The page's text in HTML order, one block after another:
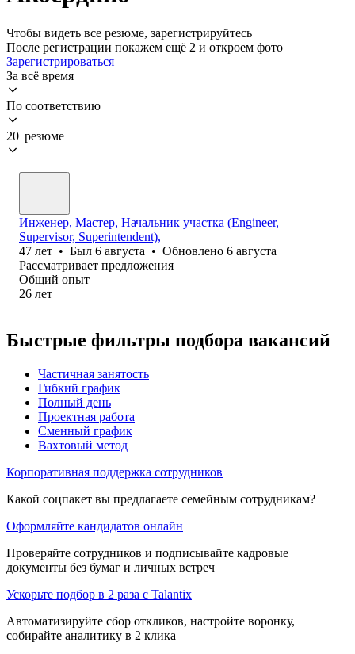
Чтобы видеть все резюме, зарегистрируйтесь
После регистрации покажем ещё 2 и откроем фото
Зарегистрироваться
За всё время
По соответствию
20 резюме
Инженер, Мастер, Начальник участка (Engineer,
Supervisor, Superintendent),
47 лет • Был 6 августа • Обновлено 6 августа
Рассматривает предложения
Общий опыт
26 лет
Быстрые фильтры подбора вакансий
Частичная занятость
Гибкий график
Полный день
Проектная работа
Сменный график
Вахтовый метод
Корпоративная поддержка сотрудников
Какой соцпакет вы предлагаете семейным сотрудникам?
Оформляйте кандидатов онлайн
Проверяйте сотрудников и подписывайте кадровые
документы без бумаг и личных встреч
Ускорьте подбор в 2 раза с Talantix
Автоматизируйте сбор откликов, настройте воронку,
собирайте аналитику в 2 клика